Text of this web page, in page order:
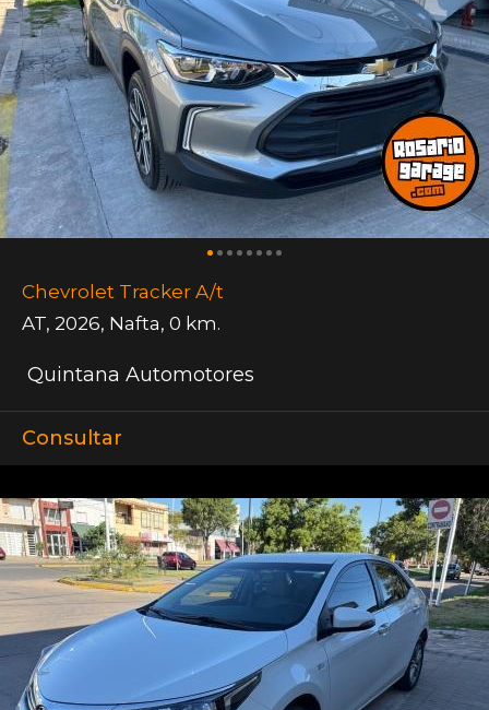
Chevrolet Tracker A/t
AT, 2026, Nafta, 0 km.
Quintana Automotores
Consultar